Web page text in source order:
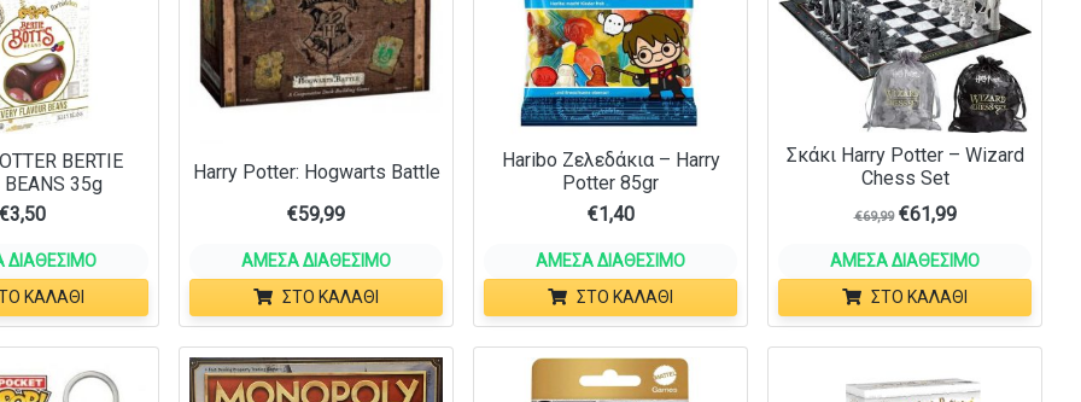
BERTIE
BEANS 35g
€3,50
ΚΑΛΆΘΙ
Harry Potter: Hogwarts Battle
€59,99
ΆΜΕΣΑ ΔΙΑΘΈΣΙΜΟ
ΣΤΟ ΚΑΛΆΘΙ
Haribo Ζελεδάκια – Harry
Potter 85gr
€1,40
ΆΜΕΣΑ ΔΙΑΘΈΣΙΜΟ
ΣΤΟ ΚΑΛΆΘΙ
Σκάκι Harry Potter – Wizard
Chess Set
€69,99 €61,99
ΆΜΕΣΑ ΔΙΑΘΈΣΙΜΟ
ΣΤΟ ΚΑΛΆΘΙ